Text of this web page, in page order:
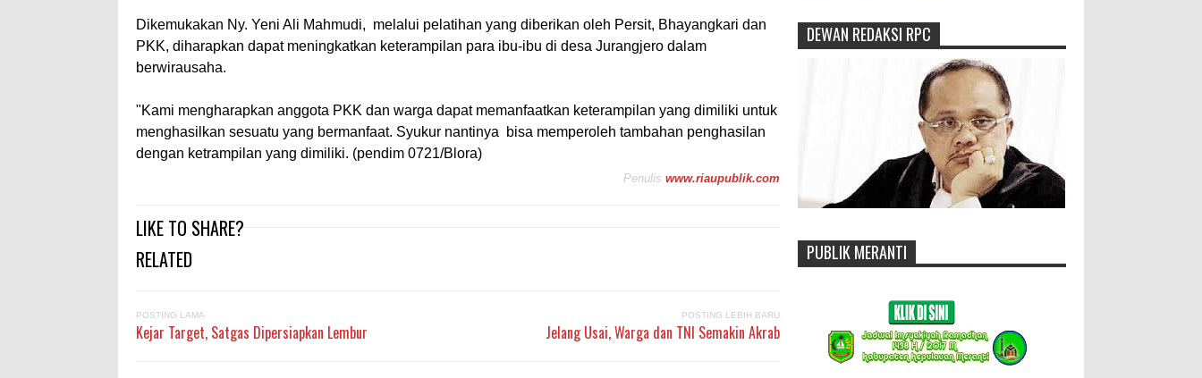
Dikemukakan Ny. Yeni Ali Mahmudi, melalui pelatihan yang diberikan oleh Persit, Bhayangkari dan
PKK, diharapkan dapat meningkatkan keterampilan para ibu-ibu di desa Jurangjero dalam
berwirausaha.
"Kami mengharapkan anggota PKK dan warga dapat memanfaatkan keterampilan yang dimiliki untuk
menghasilkan sesuatu yang bermanfaat. Syukur nantinya bisa memperoleh tambahan penghasilan
dengan ketrampilan yang dimiliki. (pendim 0721/Blora)
Penulis www.riaupublik.com
LIKE TO SHARE?
RELATED
POSTING LAMA
Kejar Target, Satgas Dipersiapkan Lembur
POSTING LEBIH BARU
Jelang Usai, Warga dan TNI Semakin Akrab
DEWAN REDAKSI RPC
PUBLIK MERANTI